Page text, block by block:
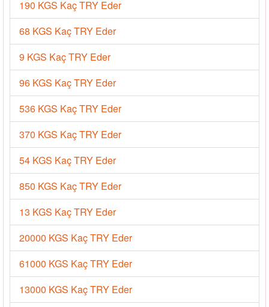
190 KGS Kaç TRY Eder
68 KGS Kaç TRY Eder
9 KGS Kaç TRY Eder
96 KGS Kaç TRY Eder
536 KGS Kaç TRY Eder
370 KGS Kaç TRY Eder
54 KGS Kaç TRY Eder
850 KGS Kaç TRY Eder
13 KGS Kaç TRY Eder
20000 KGS Kaç TRY Eder
61000 KGS Kaç TRY Eder
13000 KGS Kaç TRY Eder